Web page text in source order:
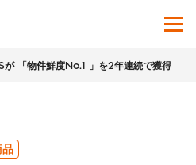
「物件鮮度No.1 」を2年連続で獲得
品